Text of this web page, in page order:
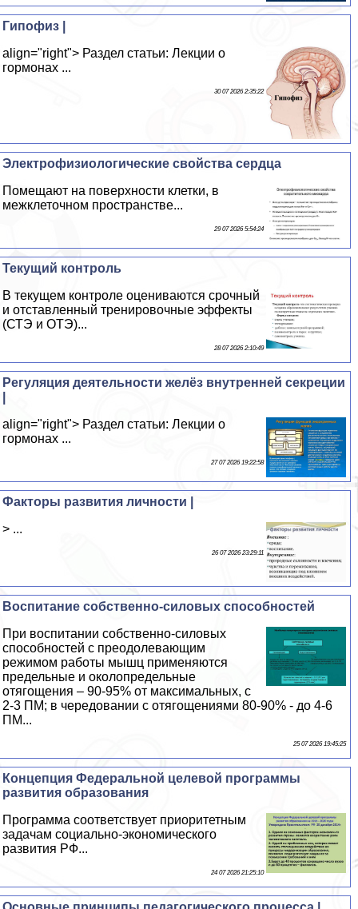
Гипофиз |
align="right"> Раздел статьи: Лекции о
гормонах ...
30 07 2026 2:35:22
Электрофизиологические свойства сердца
Помещают на поверхности клетки, в
межклеточном прострaнcтве...
29 07 2026 5:54:24
Текущий контроль
В текущем контроле оцениваются срочный
и отставленный тренировочные эффекты
(СТЭ и ОТЭ)...
28 07 2026 2:10:49
Регуляция деятельности желёз внутренней секреции
align="right"> Раздел статьи: Лекции о
гормонах ...
27 07 2026 19:22:58
Факторы развития личности |
> ...
26 07 2026 23:29:11
Воспитание собственно-силовых способностей
При воспитании собственно-силовых
способностей с преодолевающим
режимом работы мышц применяются
предельные и околопредельные
отягощения – 90-95% от максимальных, с
2-3 ПМ; в чередовании с отягощениями 80-90% - до 4-6
ПМ...
25 07 2026 19:45:25
Концепция Федеральной целевой программы
развития образования
Программа соответствует приоритетным
задачам социально-экономического
развития РФ...
24 07 2026 21:25:10